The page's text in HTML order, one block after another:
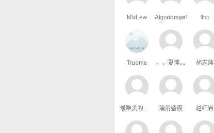
MixLew Algoridmgef flco
Trueme 。，夏悸灬 胡志萍
瀹彘鋈痕 赵红岩